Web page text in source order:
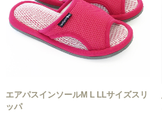
エアパスインソールM L LLサイズスリ
ッパ